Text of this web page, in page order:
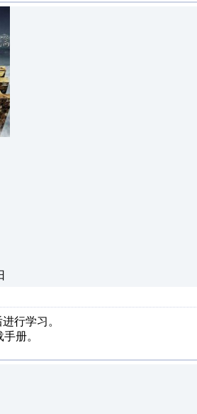
行学习。
册。